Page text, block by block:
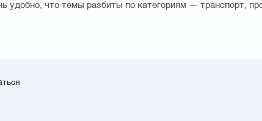
что темы разбиты по категориям — транспорт,